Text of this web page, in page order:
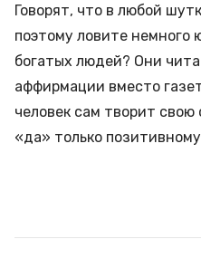
Говорят, что в любой
поэтому ловите немного
богатых людей? Они
аффирмации вместо
человек сам творит
«да» только